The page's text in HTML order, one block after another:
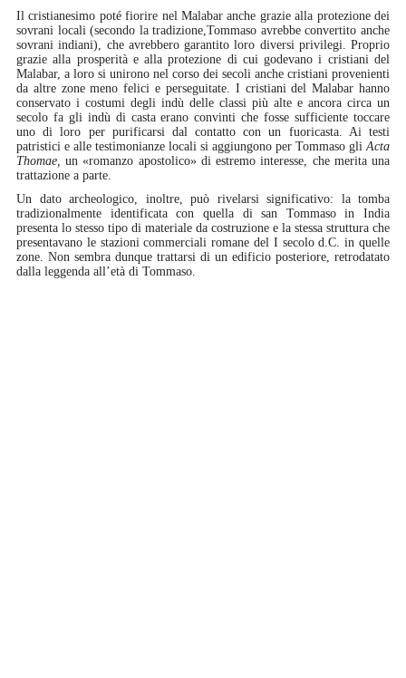
Il cristianesimo poté fiorire nel Malabar anche grazie alla protezione dei
sovrani locali (secondo la tradizione,Tommaso avrebbe convertito anche
sovrani indiani), che avrebbero garantito loro diversi privilegi. Proprio
grazie alla prosperità e alla protezione di cui godevano i cristiani del
Malabar, a loro si unirono nel corso dei secoli anche cristiani provenienti
da altre zone meno felici e perseguitate. I cristiani del Malabar hanno
conservato i costumi degli indù delle classi più alte e ancora circa un
secolo fa gli indù di casta erano convinti che fosse sufficiente toccare
uno di loro per purificarsi dal contatto con un fuoricasta. Ai testi
patristici e alle testimonianze locali si aggiungono per Tommaso gliActa
Thomae, un «romanzo apostolico» di estremo interesse, che merita una
trattazione a parte.
Un dato archeologico, inoltre, può rivelarsi significativo: la tomba
tradizionalmente identificata con quella di san Tommaso in India
presenta lo stesso tipo di materiale da costruzione e la stessa struttura che
presentavano le stazioni commerciali romane del I secolo d.C. in quelle
zone. Non sembra dunque trattarsi di un edificio posteriore, retrodatato
dalla leggenda all’età di Tommaso.